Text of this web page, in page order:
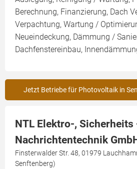
Berechnung, Finanzierung, Dach
Verpachtung, Wartung /
Neueindeckung, Dämmung /
Dachfenstereinbau,
Jetzt Betriebe für Photovoltaik in
NTL Elektro-, Sicherheits
Nachrichtentechnik
Finsterwalder Str. 48, 01979
Senftenberg)